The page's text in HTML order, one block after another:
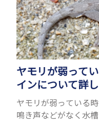
ヤモリが弱って
インについて詳
ヤモリが弱っている
鳴き声などがなく水